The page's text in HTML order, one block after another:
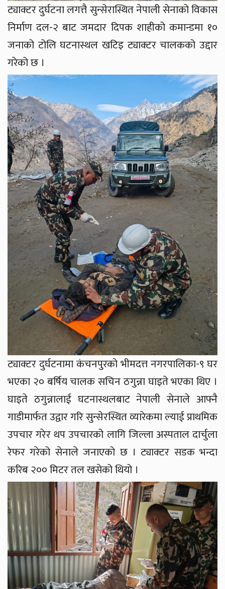
ट्याक्टर दुर्घटना लगत्तै सुन्सेरास्थित नेपाली सेनाको विकास
निर्माण दल-२ बाट जमदार दिपक शाहीको कमान्डमा १०
जनाको टोलि घटनास्थल खटिइ ट्याक्टर चालकको उद्दार
गरेको छ ।
ट्याक्टर दुर्घटनामा कंचनपुरको भीमदत्त नगरपालिका-९ घर
भएका २० बर्षिय चालक सचिन ठगुन्ना घाइते भएका थिए ।
घाइते ठगुन्नालाई घटनास्थलबाट नेपाली सेनाले आफ्नै
गाडीमार्फत उद्वार गरि सुन्सेरस्थित व्यारेकमा ल्याई प्राथमिक
उपचार गरेर थप उपचारको लागि जिल्ला अस्पताल दार्चुला
रेफर गरेको सेनाले जनाएको छ । ट्याक्टर सडक भन्दा
करिब २०० मिटर तल खसेको थियो ।